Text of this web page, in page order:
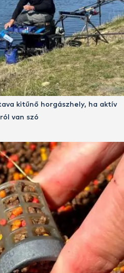
kitűnő horgászhely, ha aktív
van szó